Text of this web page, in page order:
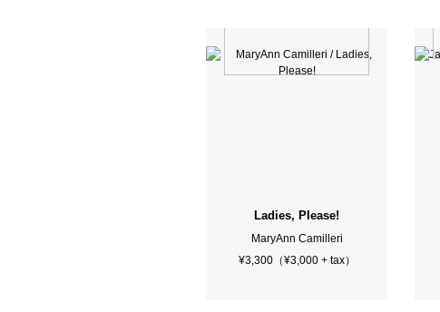
Ladies, Please!
MaryAnn Camilleri
¥3,300（¥3,000 + tax）